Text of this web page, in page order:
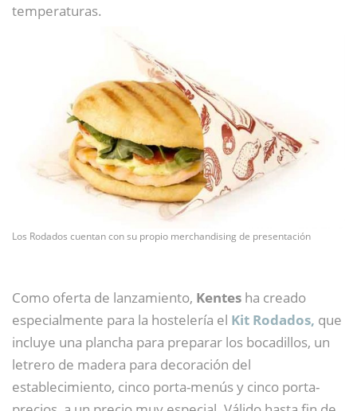
temperaturas.
Los Rodados cuentan con su propio merchandising de presentación
Como oferta de lanzamiento, Kentes ha creado
especialmente para la hostelería el Kit Rodados, que
incluye una plancha para preparar los bocadillos, un
letrero de madera para decoración del
establecimiento, cinco porta-menús y cinco porta-